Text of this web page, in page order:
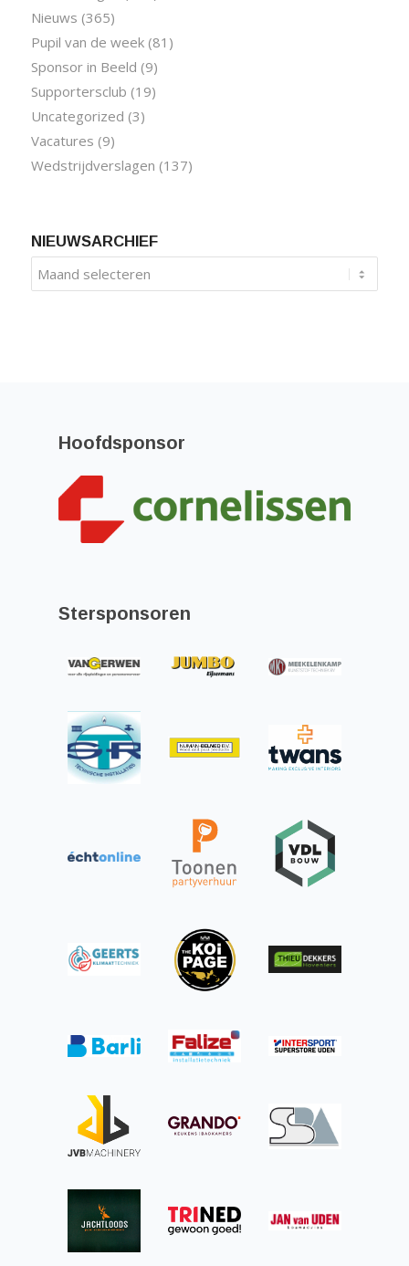
Nieuws (365)
Pupil van de week(81)
Sponsor in Beeld (9)
Supportersclub (19)
Uncategorized (3)
Vacatures (9)
Wedstrijdverslagen (137)
NIEUWSARCHIEF
Hoofdsponsor
Stersponsoren